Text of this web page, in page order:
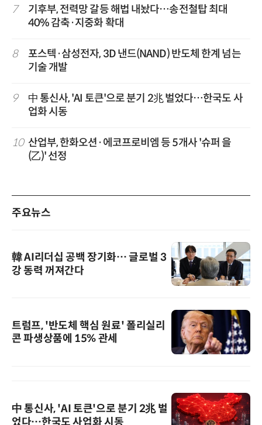
7
기후부, 전력망 갈등 해법 내놨다…송전철탑 최대
40% 감축·지중화 확대
8
포스텍·삼성전자, 3D 낸드(NAND) 반도체 한계 넘는
기술 개발
9
中 통신사, 'AI 토큰'으로 분기 2兆 벌었다…한국도 사
업화 시동
10 산업부, 한화오션·에코프로비엠 등 5개사 '슈퍼 을
(乙)' 선정
주요뉴스
韓 AI리더십 공백 장기화… 글로벌 3
강 동력 꺼져간다
트럼프, '반도체 핵심 원료' 폴리실리
콘 파생상품에 15% 관세
中 통신사, 'AI 토큰'으로 분기 2兆 벌
었다…한국도 사업화 시동